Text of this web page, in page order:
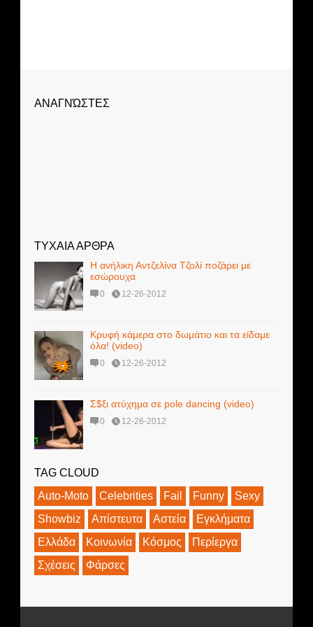
ΑΝΑΓΝΏΣΤΕΣ
ΤΥΧΑΙΑ ΑΡΘΡΑ
Η ανήλικη Αντζελίνα Τζολί ποζάρει με
εσώρουχα
0 12-26-2012
Kρυφή κάμερα στο δωμάτιο και τα είδαμε
όλα! (video)
0 12-26-2012
Σ$ξι ατύχημα σε pole dancing (video)
0 12-26-2012
TAG CLOUD
Auto-Moto
Celebrities Fail Funny
Sexy
Showbiz
Απίστευτα Αστεία
Εγκλήματα
Ελλάδα
Κοινωνία Κόσμος
Περίεργα
Σχέσεις
Φάρσες